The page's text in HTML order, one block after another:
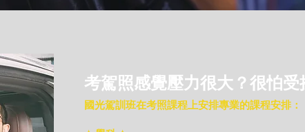
考駕照感覺壓力很大？很怕受
國光駕訓班在考照課程上安排專業的課程安排：